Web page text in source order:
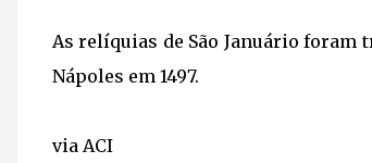
As relíquias de São Januário foram
Nápoles em 1497.
via ACI